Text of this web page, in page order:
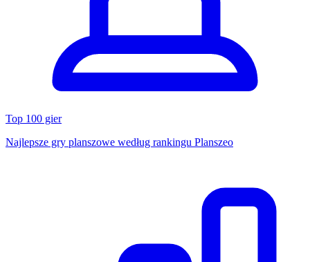
Top 100 gier
Najlepsze gry planszowe według rankingu Planszeo